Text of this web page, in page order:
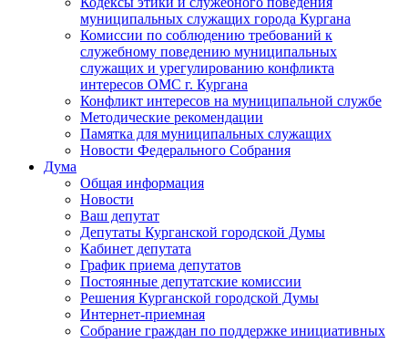
муниципальных служащих города Кургана
Комиссии по соблюдению требований к
служебному поведению муниципальных
служащих и урегулированию конфликта
интересов ОМС г. Кургана
Конфликт интересов на муниципальной службе
Методические рекомендации
Памятка для муниципальных служащих
Новости Федерального Cобрания
Дума
Общая информация
Новости
Ваш депутат
Депутаты Курганской городской Думы
Кабинет депутата
График приема депутатов
Постоянные депутатские комиссии
Решения Курганской городской Думы
Интернет-приемная
Собрание граждан по поддержке инициативных